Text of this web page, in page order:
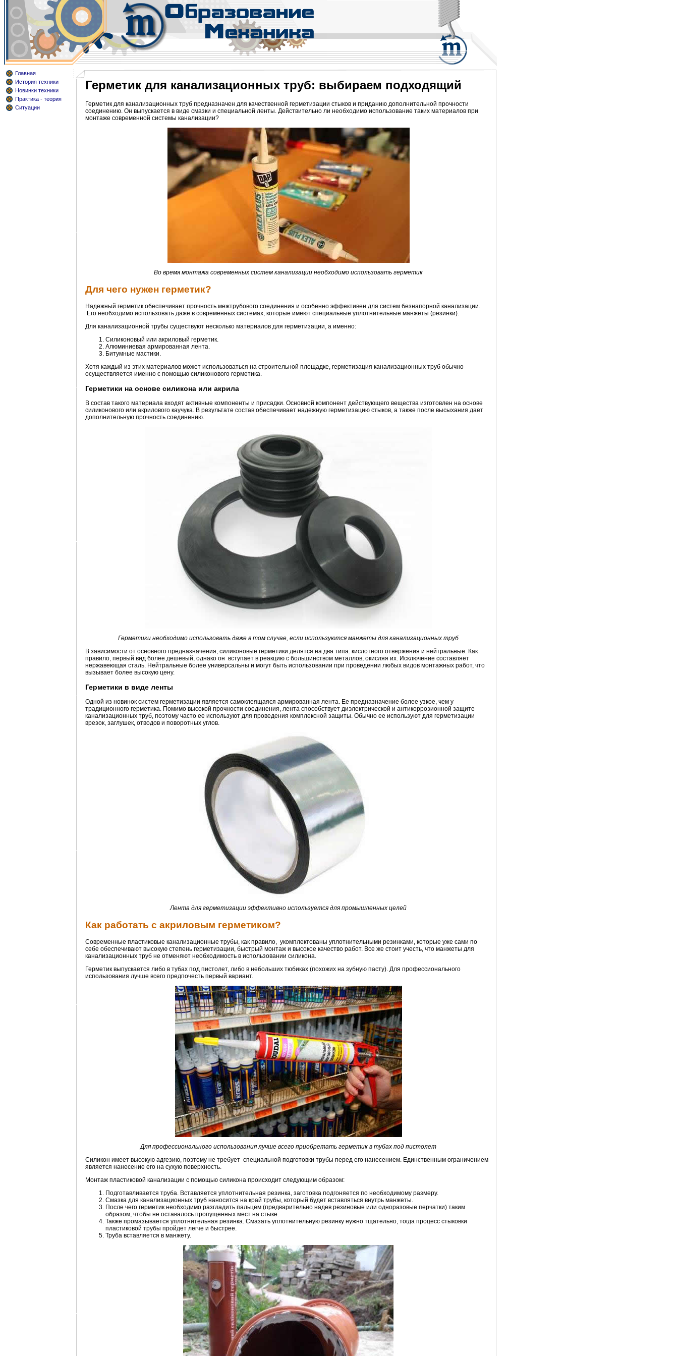
Главная
История техники
Новинки техники
Практика - теория
Ситуации
Герметик для канализационных труб: выбираем подходящий
Герметик для канализационных труб предназначен для качественной герметизации стыков и приданию дополнительной прочности
соединению. Он выпускается в виде смазки и специальной ленты. Действительно ли необходимо использование таких материалов при
монтаже современной системы канализации?
Во время монтажа современных систем канализации необходимо использовать герметик
Для чего нужен герметик?
Надежный герметик обеспечивает прочность межтрубового соединения и особенно эффективен для систем безнапорной канализации.
Его необходимо использовать даже в современных системах, которые имеют специальные уплотнительные манжеты (резинки).
Для канализационной трубы существуют несколько материалов для герметизации, а именно:
Силиконовый или акриловый герметик.
Алюминиевая армированная лента.
Битумные мастики.
Хотя каждый из этих материалов может использоваться на строительной площадке, герметизация канализационных труб обычно
осуществляется именно с помощью силиконового герметика.
Герметики на основе силикона или акрила
В состав такого материала входят активные компоненты и присадки. Основной компонент действующего вещества изготовлен на основе
силиконового или акрилового каучука. В результате состав обеспечивает надежную герметизацию стыков, а также после высыхания дает
дополнительную прочность соединению.
Герметики необходимо использовать даже в том случае, если используются манжеты для канализационных труб
В зависимости от основного предназначения, силиконовые герметики делятся на два типа: кислотного отвержения и нейтральные. Как
правило, первый вид более дешевый, однако он вступает в реакцию с большинством металлов, окисляя их. Исключение составляет
нержавеющая сталь. Нейтральные более универсальны и могут быть использовании при проведении любых видов монтажных работ, что
вызывает более высокую цену.
Герметики в виде ленты
Одной из новинок систем герметизации является самоклеящаяся армированная лента. Ее предназначение более узкое, чем у
традиционного герметика. Помимо высокой прочности соединения, лента способствует диэлектрической и антикоррозионной защите
канализационных труб, поэтому часто ее используют для проведения комплексной защиты. Обычно ее используют для герметизации
врезок, заглушек, отводов и поворотных углов.
Лента для герметизации эффективно используется для промышленных целей
Как работать с акриловым герметиком?
Современные пластиковые канализационные трубы, как правило, укомплектованы уплотнительными резинками, которые уже сами по
себе обеспечивают высокую степень герметизации, быстрый монтаж и высокое качество работ. Все же стоит учесть, что манжеты для
канализационных труб не отменяют необходимость в использовании силикона.
Герметик выпускается либо в тубах под пистолет, либо в небольших тюбиках (похожих на зубную пасту). Для профессионального
использования лучше всего предпочесть первый вариант.
Для профессионального использования лучше всего приобретать герметик в тубах под пистолет
Силикон имеет высокую адгезию, поэтому не требует специальной подготовки трубы перед его нанесением. Единственным ограничением
является нанесение его на сухую поверхность.
Монтаж пластиковой канализации с помощью силикона происходит следующим образом:
Подготавливается труба. Вставляется уплотнительная резинка, заготовка подгоняется по необходимому размеру.
Смазка для канализационных труб наносится на край трубы, который будет вставляться внутрь манжеты.
После чего герметик необходимо разгладить пальцем (предварительно надев резиновые или одноразовые перчатки) таким
образом, чтобы не оставалось пропущенных мест на стыке.
Также промазывается уплотнительная резинка. Смазать уплотнительную резинку нужно тщательно, тогда процесс стыковки
пластиковой трубы пройдет легче и быстрее.
Труба вставляется в манжету.